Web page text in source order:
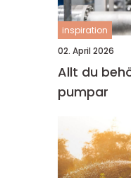
inspiration
02. April 2026
Allt du
pumpar